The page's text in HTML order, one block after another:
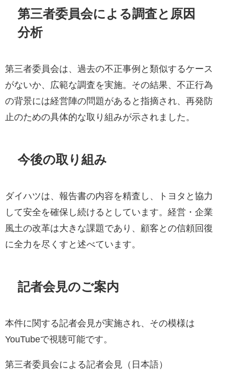
第三者委員会による調査と原因
分析
第三者委員会は、過去の不正事例と類似するケース
がないか、広範な調査を実施。その結果、不正行為
の背景には経営陣の問題があると指摘され、再発防
止のための具体的な取り組みが示されました。
今後の取り組み
ダイハツは、報告書の内容を精査し、トヨタと協力
して安全を確保し続けるとしています。経営・企業
風土の改革は大きな課題であり、顧客との信頼回復
に全力を尽くすと述べています。
記者会見のご案内
本件に関する記者会見が実施され、その模様は
YouTubeで視聴可能です。
第三者委員会による記者会見（日本語）